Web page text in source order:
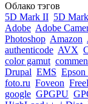
Облако тэгов
5D Mark II 5D
Adobe Adobe
Photoshop Amazon
authenticode AVX
color gamut
Drupal EMS Epson
foto.ru Foveon
google GPGPU